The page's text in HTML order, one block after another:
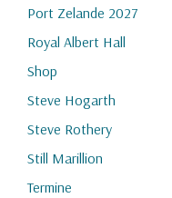
Port Zelande 2027
Royal Albert Hall
Shop
Steve Hogarth
Steve Rothery
Still Marillion
Termine